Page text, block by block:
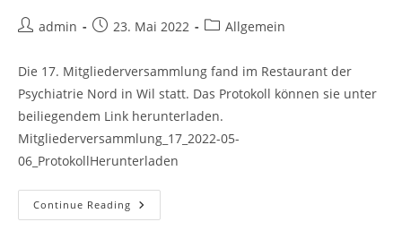
Postadmin
Post23. Mai 2022
PostAllgemein
Die 17. Mitgliederversammlung fand im Restaurant der
Psychiatrie Nord in Wil statt. Das Protokoll können sie unter
beiliegendem Link herunterladen.
Mitgliederversammlung_17_2022-05-
06_ProtokollHerunterladen
Continue Reading Protokoll
17.